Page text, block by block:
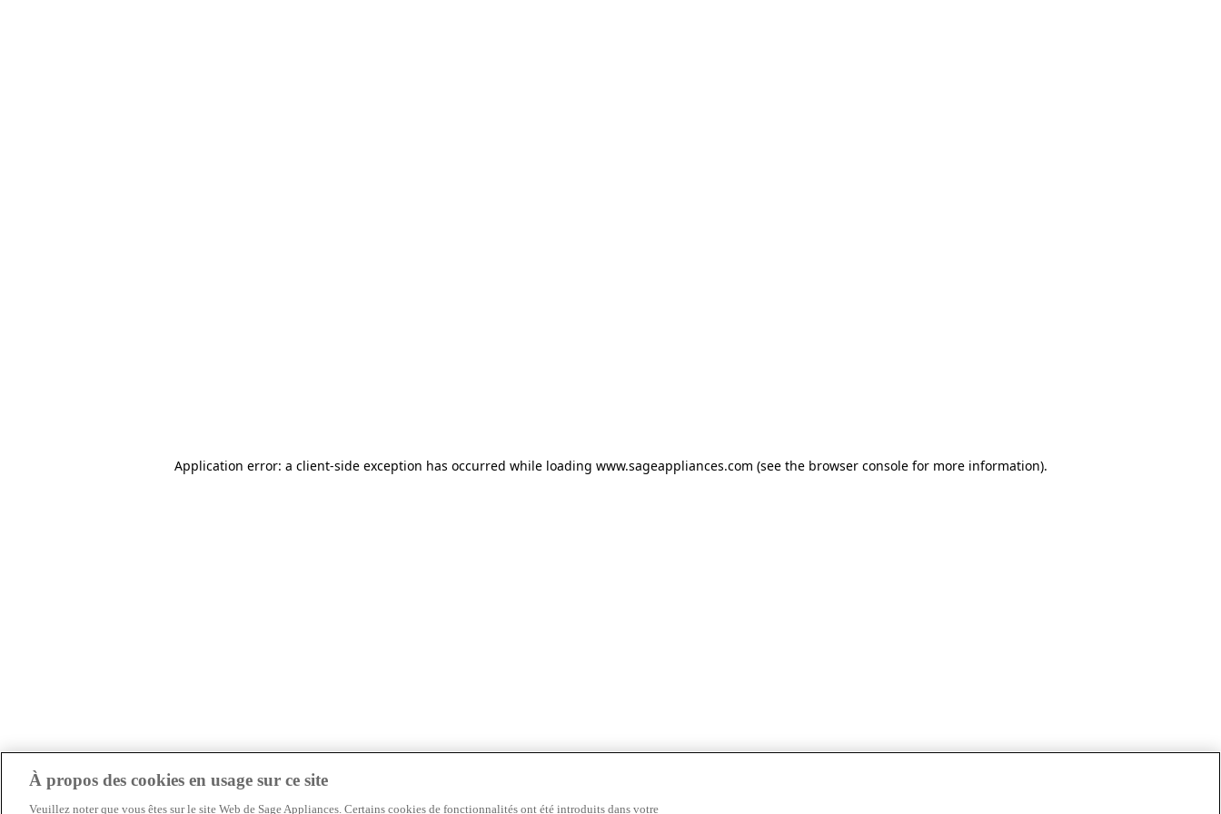
Application error: a client-side exception has occurred while loading www.sageappliances.com (see the browser console for more information).
À propos des cookies en usage sur ce site
Veuillez noter que vous êtes sur le site Web de Sage Appliances. Certains cookies de fonctionnalités ont été introduits dans votre